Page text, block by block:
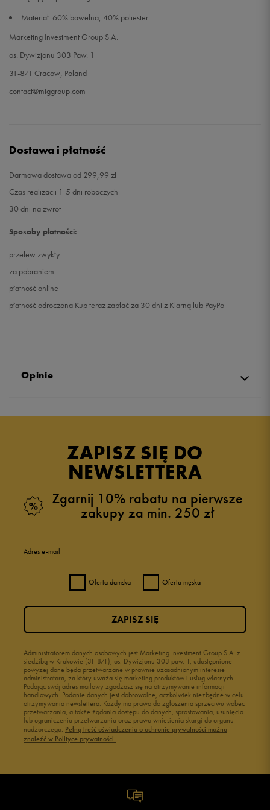
Materiał: 60% bawełna, 40% poliester
Marketing Investment Group S.A.
os. Dywizjonu 303 Paw. 1
31-871 Cracow, Poland
contact@miggroup.com
Dostawa i płatność
Darmowa dostawa od 299,99 zł
Czas realizacji 1-5 dni roboczych
30 dni na zwrot
Sposoby płatności:
przelew zwykły
za pobraniem
płatność online
płatność odroczona Kup teraz zapłać za 30 dni z Klarną lub PayPo
Opinie
ZAPISZ SIĘ DO
NEWSLETTERA
Zgarnij 10% rabatu na pierwsze
zakupy za min. 250 zł
Adres e-mail
Oferta damska Oferta męska
Administratorem danych osobowych jest Marketing Investment Group S.A. z
siedzibą w Krakowie (31-871), os. Dywizjonu 303 paw. 1, udostępnione
powyżej dane będą przetwarzane w prawnie uzasadnionym interesie
administratora, za który uważa się marketing produktów i usług własnych.
Podając swój adres mailowy zgadzasz się na otrzymywanie informacji
handlowych. Podanie danych jest dobrowolne, aczkolwiek niezbędne w celu
otrzymywania newslettera. Każdy ma prawo do zgłoszenia sprzeciwu wobec
przetwarzania, a także żądania dostępu do danych, sprostowania, usunięcia
lub ograniczenia przetwarzania oraz prawo wniesienia skargi do organu
nadzorczego. Pełną treść oświadczenia o ochronie prywatności można
znaleźć w Polityce prywatności.
ZAPISZ SIĘ